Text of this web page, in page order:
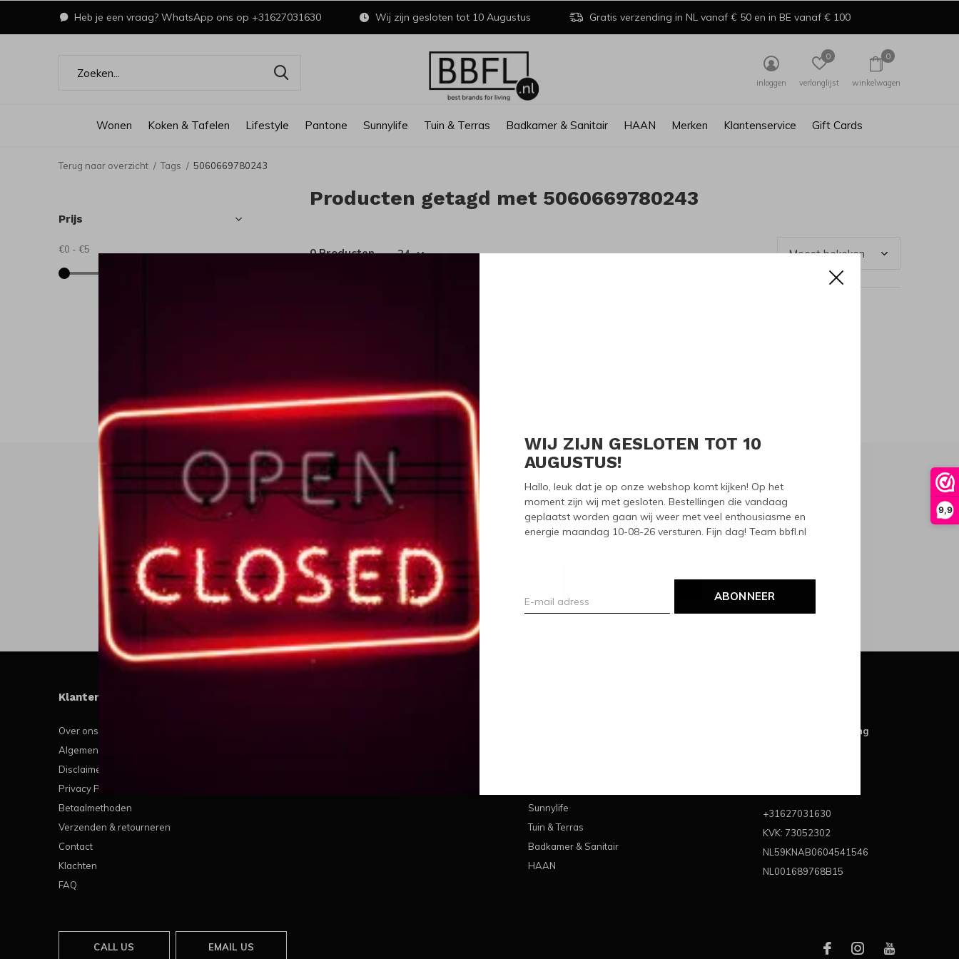
9,9
WIJ ZIJN GESLOTEN TOT 10
AUGUSTUS!
Hallo, leuk dat je op onze webshop komt kijken! Op het
moment zijn wij met gesloten. Bestellingen die vandaag
geplaatst worden gaan wij weer met veel enthousiasme en
energie maandag 10-08-26 versturen. Fijn dag! Team bbfl.nl
ABONNEER
Wonen Koken & Tafelen Lifestyle Pantone Sunnylife Tuin & Terras Badkamer & Sanitair HAAN Merken Klantenservice Gift Cards
inloggen verlanglijst
0
winkelwagen
0
Heb je een vraag? WhatsApp ons op +31627031630 Wij zijn gesloten tot 10 Augustus Gratis verzending in NL vanaf € 50 en in BE vanaf € 100
Terug naar overzicht Tags 5060669780243
Producten getagd met 5060669780243
0 Producten
Prijs
€0 - €5
Meld je aan voor onze nieuwsbrief
Ontvang de nieuwste aanbiedingen en promoties
Klantenservice
Over ons
Algemene voorwaarden
Disclaimer
Privacy Policy
Betaalmethoden
Verzenden & retourneren
Contact
Klachten
FAQ
Sunnylife
Tuin & Terras
Badkamer & Sanitair
HAAN
Best Brands For Living
+31627031630
KVK: 73052302
NL59KNAB0604541546
NL001689768B15
CALL US EMAIL US